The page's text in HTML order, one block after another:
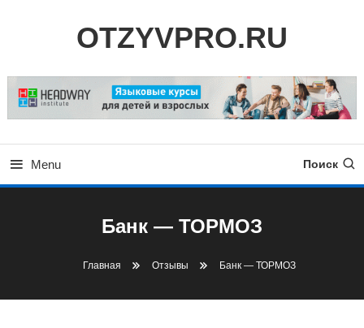
OTZYVPRO.RU
Menu Поиск
Банк — ТОРМОЗ
Главная Отзывы Банк — ТОРМОЗ